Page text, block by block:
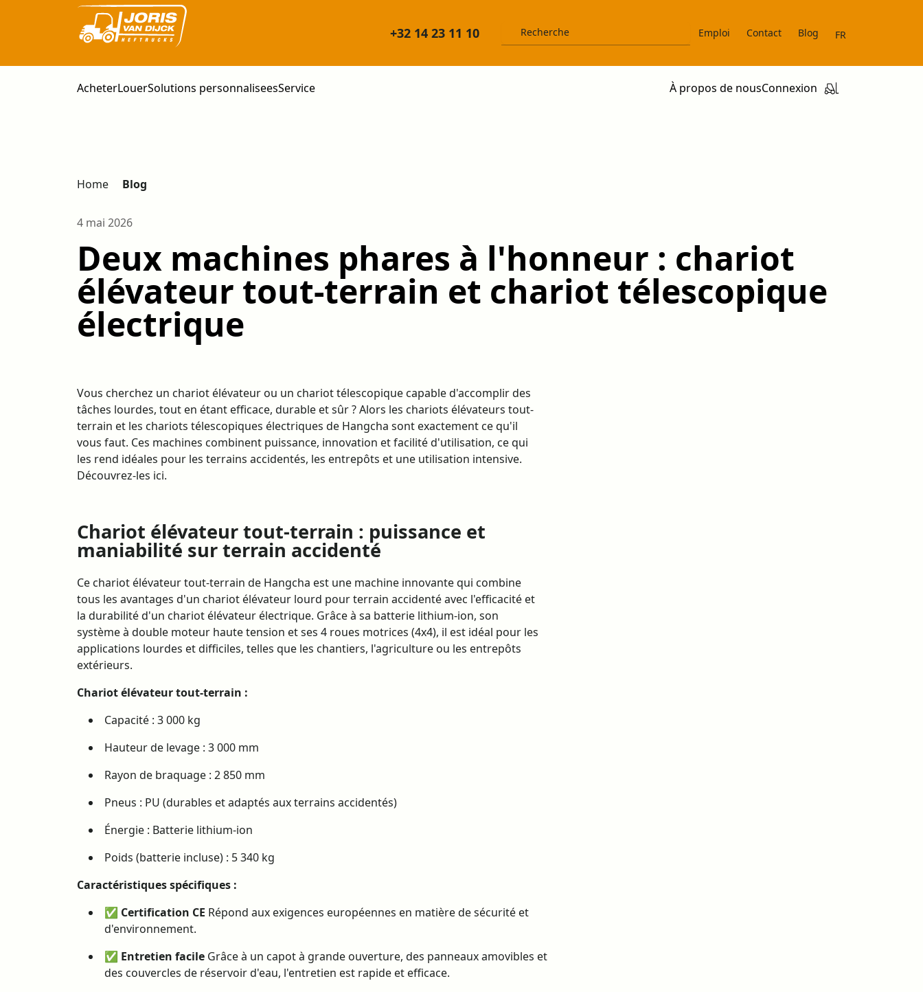
+32 14 23 11 10 Emploi Contact Blog FR
AcheterLouerSolutions personnaliseesService À propos de nousConnexion
Home Blog
4 mai 2026
Deux machines phares à l'honneur : chariot
élévateur tout-terrain et chariot télescopique
électrique
Vous cherchez un chariot élévateur ou un chariot télescopique capable d'accomplir des
tâches lourdes, tout en étant efficace, durable et sûr ? Alors les chariots élévateurs tout-
terrain et les chariots télescopiques électriques de Hangcha sont exactement ce qu'il
vous faut. Ces machines combinent puissance, innovation et facilité d'utilisation, ce qui
les rend idéales pour les terrains accidentés, les entrepôts et une utilisation intensive.
Découvrez-les ici.
Chariot élévateur tout-terrain : puissance et
maniabilité sur terrain accidenté
Ce chariot élévateur tout-terrain de Hangcha est une machine innovante qui combine
tous les avantages d'un chariot élévateur lourd pour terrain accidenté avec l'efficacité et
la durabilité d'un chariot élévateur électrique. Grâce à sa batterie lithium-ion, son
système à double moteur haute tension et ses 4 roues motrices (4x4), il est idéal pour les
applications lourdes et difficiles, telles que les chantiers, l'agriculture ou les entrepôts
extérieurs.
Chariot élévateur tout-terrain :
Capacité : 3 000 kg
Hauteur de levage : 3 000 mm
Rayon de braquage : 2 850 mm
Pneus : PU (durables et adaptés aux terrains accidentés)
Énergie : Batterie lithium-ion
Poids (batterie incluse) : 5 340 kg
Caractéristiques spécifiques :
✅ Certification CE Répond aux exigences européennes en matière de sécurité et
d'environnement.
✅ Entretien facileGrâce à un capot à grande ouverture, des panneaux amovibles et
des couvercles de réservoir d'eau, l'entretien est rapide et efficace.